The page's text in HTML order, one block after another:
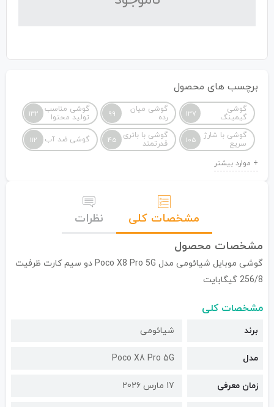
برچسب های محصول
گوشی
گیمینگ
137
گوشی میان
رده
99
گوشی مناسب
تولید محتوا
132
گوشی با شارژ
سریع
105
گوشی با باتری
قدرتمند
45 گوشی ضد آب 112
مشخصات کلی
نظرات
مشخصات محصول
گوشی موبایل شیائومی مدل Poco X8 Pro 5G دو سیم کارت ظرفیت
256/8 گیگابایت
مشخصات کلی
برند شیائومی
مدل Poco X8 Pro 5G
زمان معرفی 17 مارس 2026